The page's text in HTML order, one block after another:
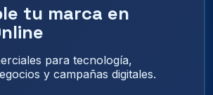
tu marca en
para tecnología,
y campañas digitales.